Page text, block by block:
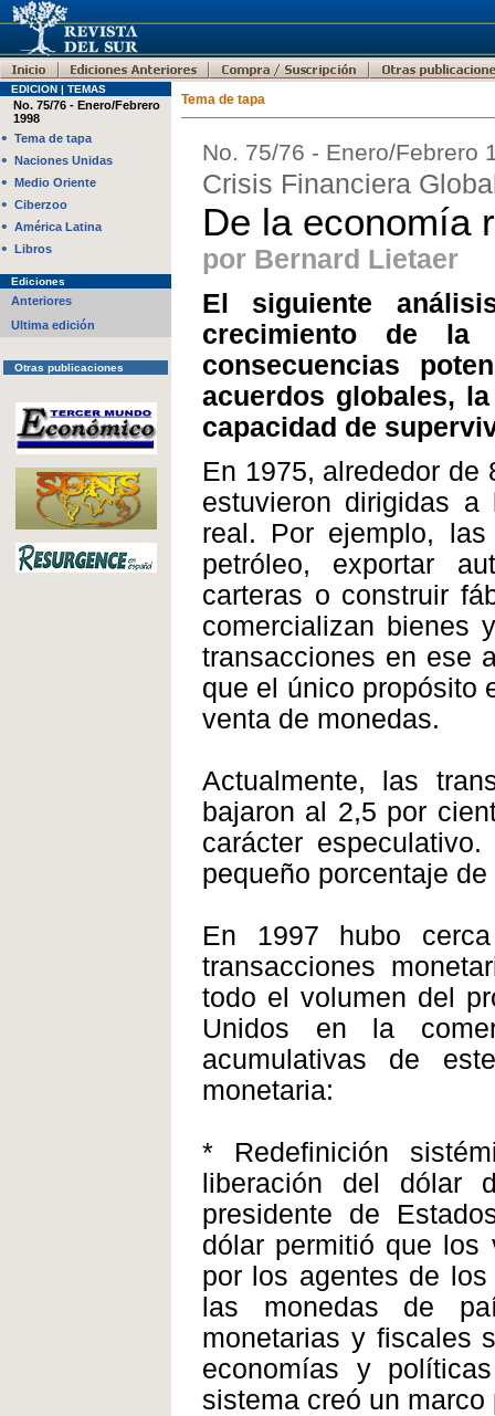
EDICION | TEMAS
No. 75/76 - Enero/Febrero
1998
• Tema de tapa
• Naciones Unidas
• Medio Oriente
• Ciberzoo
• América Latina
• Libros
Ediciones
Anteriores
Ultima edición
Otras publicaciones
Tema de tapa
No. 75/76 - Enero/Febrero
Crisis Financiera
De la economía
por Bernard Lietaer
El siguiente
crecimiento de la
consecuencias
acuerdos globales,
capacidad de
En 1975, alrededor
estuvieron dirigidas
real. Por ejemplo,
petróleo, exportar
carteras o construir
comercializan bienes
transacciones en ese
que el único propósito
venta de monedas.
Actualmente, las
bajaron al 2,5 por
carácter
pequeño porcentaje
En 1997 hubo
transacciones
todo el volumen del
Unidos en la
acumulativas de
monetaria:
* Redefinición
liberación del dólar
presidente de
dólar permitió que los
por los agentes de
las monedas de
monetarias y fiscales
economías y
sistema creó un